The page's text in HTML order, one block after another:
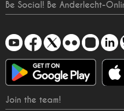
Be Social! Be Anderlecht-
Join the team!